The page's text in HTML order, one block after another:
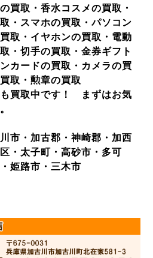
買取・香水コスメの買取・
・スマホの買取・パソコン
取・イヤホンの買取・電動
・切手の買取・金券ギフト
カードの買取・カメラの買
取・勲章の買取
買取中です！ まずはお気
市・加古郡・神崎郡・加西
・太子町・高砂市・多可
姫路市・三木市